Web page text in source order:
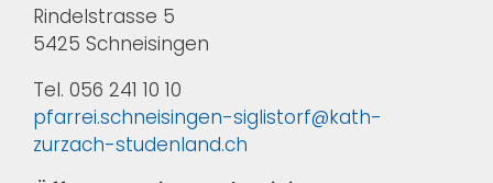
Rindelstrasse 5
5425 Schneisingen
Tel. 056 241 10 10
pfarrei.schneisingen-siglistorf@kath-
zurzach-studenland.ch